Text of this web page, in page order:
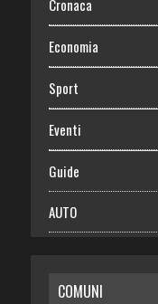
Cronaca
Economia
Sport
Eventi
Guide
AUTO
RISPARMIO
COMUNI